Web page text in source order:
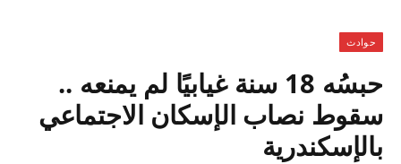
حوادث
حبسُه 18 سنة غيابيًا لم يمنعه ..
سقوط نصاب الإسكان الاجتماعي
بالإسكندرية